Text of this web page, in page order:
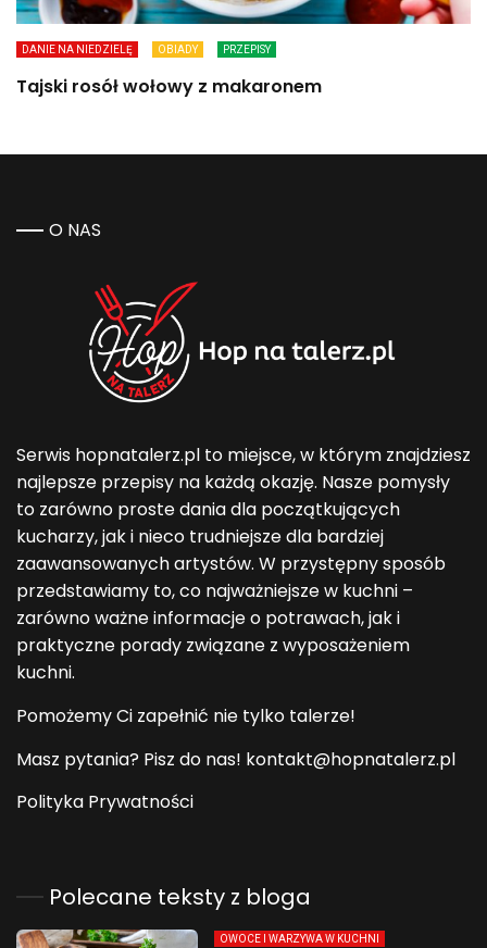
DANIE NA NIEDZIELĘ OBIADY PRZEPISY
Tajski rosół wołowy z makaronem
O NAS
Serwis hopnatalerz.pl to miejsce, w którym znajdziesz
najlepsze przepisy na każdą okazję. Nasze pomysły
to zarówno proste dania dla początkujących
kucharzy, jak i nieco trudniejsze dla bardziej
zaawansowanych artystów. W przystępny sposób
przedstawiamy to, co najważniejsze w kuchni –
zarówno ważne informacje o potrawach, jak i
praktyczne porady związane z wyposażeniem
kuchni.
Pomożemy Ci zapełnić nie tylko talerze!
Masz pytania? Pisz do nas! kontakt@hopnatalerz.pl
Polityka Prywatności
Polecane teksty z bloga
OWOCE I WARZYWA W KUCHNI